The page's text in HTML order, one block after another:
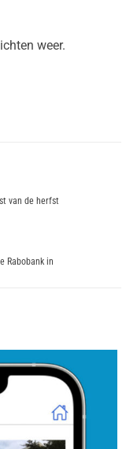
weer.
van de herfst
Rabobank in